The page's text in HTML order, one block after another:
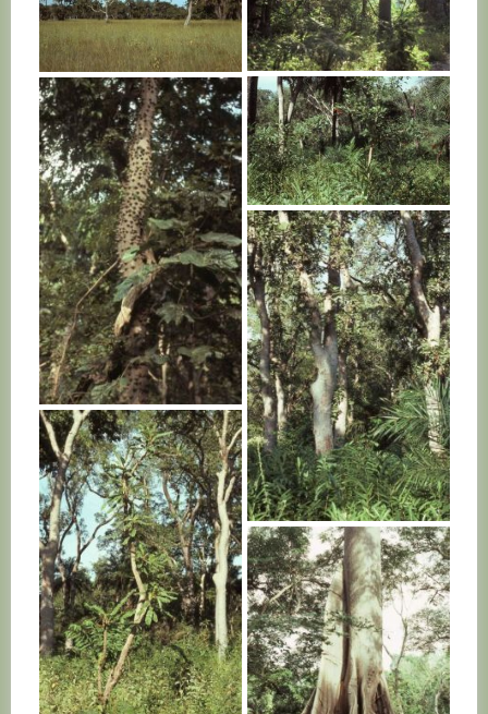
SENEGAL SENEGAL
SENEGAL
SENEGAL
SENEGAL